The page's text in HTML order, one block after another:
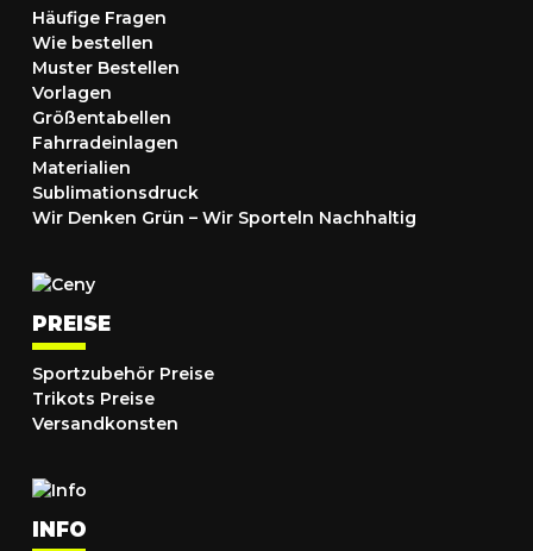
Häufige Fragen
Wie bestellen
Muster Bestellen
Vorlagen
Größentabellen
Fahrradeinlagen
Materialien
Sublimationsdruck
Wir Denken Grün – Wir Sporteln Nachhaltig
PREISE
Sportzubehör Preise
Trikots Preise
Versandkonsten
INFO